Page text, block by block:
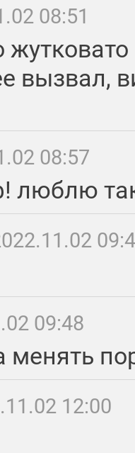
08:51
вызвал,
08:57
люблю
09:48
менять
12:00